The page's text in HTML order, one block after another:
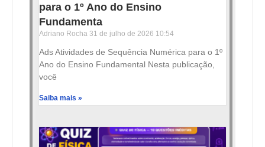
para o 1º Ano do Ensino
Fundamenta
Adriano Rocha 31 de julho de 2026 10:54
Ads Atividades de Sequência Numérica para o 1º
Ano do Ensino Fundamental Nesta publicação,
você
Saiba mais »